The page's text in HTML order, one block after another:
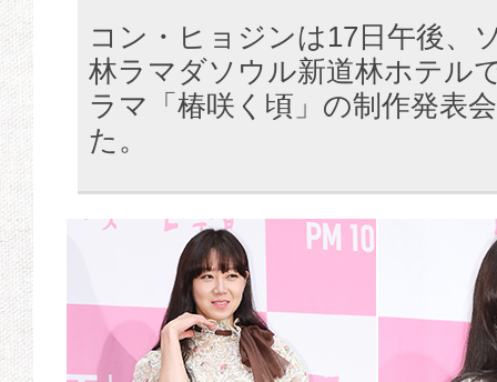
コン・ヒョジンは17日午後、
林ラマダソウル新道林ホテル
ラマ「椿咲く頃」の制作発表
た。